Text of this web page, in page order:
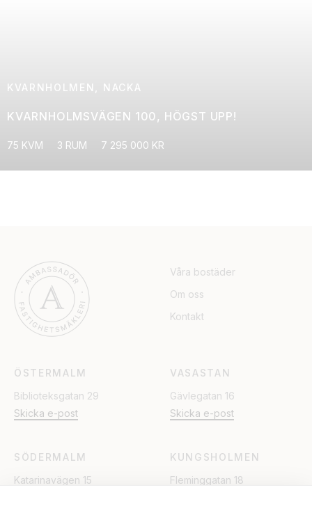
KVARNHOLMEN, NACKA
KVARNHOLMSVÄGEN 100, HÖGST UPP!
75 KVM 3 RUM 7 295 000 KR
Våra bostäder
Om oss
Kontakt
ÖSTERMALM
Biblioteksgatan 29
Skicka e-post
VASASTAN
Gävlegatan 16
Skicka e-post
SÖDERMALM
Katarinavägen 15
KUNGSHOLMEN
Fleminggatan 18